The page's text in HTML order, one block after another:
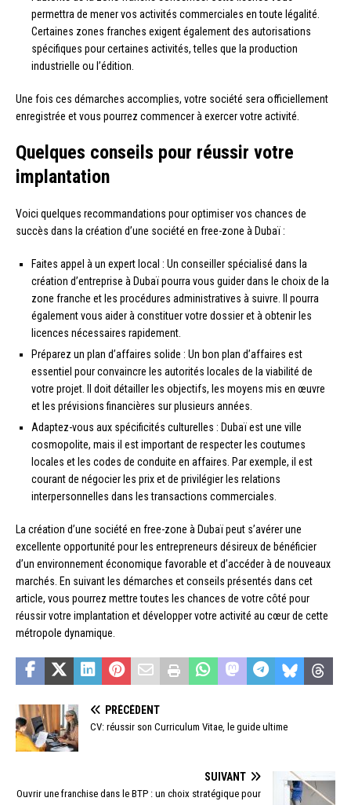
permettra de mener vos activités commerciales en toute légalité.
Certaines zones franches exigent également des autorisations
spécifiques pour certaines activités, telles que la production
industrielle ou l’édition.
Une fois ces démarches accomplies, votre société sera officiellement
enregistrée et vous pourrez commencer à exercer votre activité.
Quelques conseils pour réussir votre
implantation
Voici quelques recommandations pour optimiser vos chances de
succès dans la création d’une société en free-zone à Dubaï :
Faites appel à un expert local : Un conseiller spécialisé dans la
création d’entreprise à Dubaï pourra vous guider dans le choix de la
zone franche et les procédures administratives à suivre. Il pourra
également vous aider à constituer votre dossier et à obtenir les
licences nécessaires rapidement.
Préparez un plan d’affaires solide : Un bon plan d’affaires est
essentiel pour convaincre les autorités locales de la viabilité de
votre projet. Il doit détailler les objectifs, les moyens mis en œuvre
et les prévisions financières sur plusieurs années.
Adaptez-vous aux spécificités culturelles : Dubaï est une ville
cosmopolite, mais il est important de respecter les coutumes
locales et les codes de conduite en affaires. Par exemple, il est
courant de négocier les prix et de privilégier les relations
interpersonnelles dans les transactions commerciales.
La création d’une société en free-zone à Dubaï peut s’avérer une
excellente opportunité pour les entrepreneurs désireux de bénéficier
d’un environnement économique favorable et d’accéder à de nouveaux
marchés. En suivant les démarches et conseils présentés dans cet
article, vous pourrez mettre toutes les chances de votre côté pour
réussir votre implantation et développer votre activité au cœur de cette
métropole dynamique.
PRÉCÉDENT
CV: réussir son Curriculum Vitae, le guide ultime
SUIVANT
Ouvrir une franchise dans le BTP : un choix stratégique pour